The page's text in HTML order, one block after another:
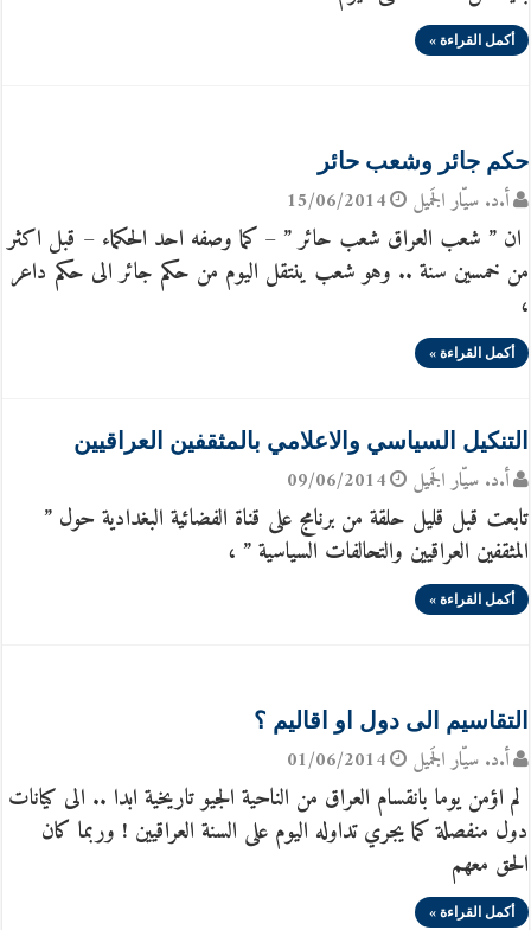
أكمل القراءة »
حكم جائر وشعب حائر
أ.د. سيّار الجَميل 15/06/2014
ان ” شعب العراق شعب حائر ” – كما وصفه احد الحكماء – قبل اكثر
من خمسين سنة .. وهو شعب ينتقل اليوم من حكم جائر الى حكم داعر
،
أكمل القراءة »
التنكيل السياسي والاعلامي بالمثقفين العراقيين
أ.د. سيّار الجَميل 09/06/2014
تابعت قبل قليل حلقة من برنامج على قناة الفضائية البغدادية حول ”
المثقفين العراقيين والتحالفات السياسية ” ،
أكمل القراءة »
التقاسيم الى دول او اقاليم ؟
أ.د. سيّار الجَميل 01/06/2014
لم اؤمن يوما بانقسام العراق من الناحية الجيو تاريخية ابدا .. الى كيانات
دول منفصلة كما يجري تداوله اليوم على السنة العراقيين ! وربما كان
الحق معهم
أكمل القراءة »